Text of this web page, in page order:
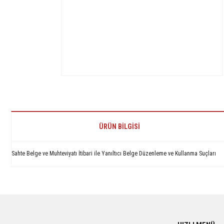
ÜRÜN BILGISI
Sahte Belge ve Muhteviyatı İtibari ile Yanıltıcı Belge Düzenleme ve Kullanma Suçları